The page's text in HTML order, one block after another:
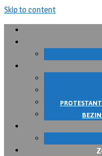
Skip to content